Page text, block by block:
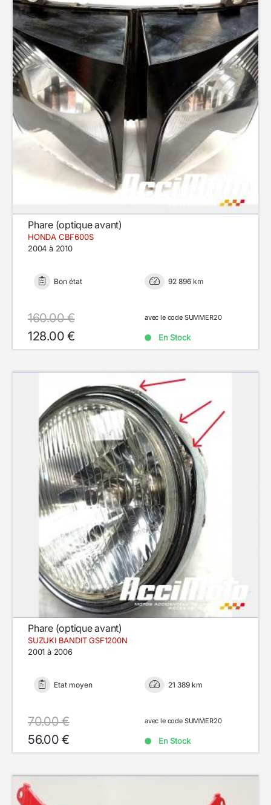
Phare (optique avant)
HONDA CBF600S
2004 à 2010
Bon état 92 896 km
160.00 €
128.00 €
avec le code SUMMER20
En Stock
Phare (optique avant)
SUZUKI BANDIT GSF1200N
2001 à 2006
Etat moyen 21 389 km
70.00 €
56.00 €
avec le code SUMMER20
En Stock